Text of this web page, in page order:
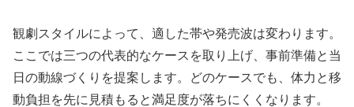
観劇スタイルによって、適した帯や発売波は変わります。
ここでは三つの代表的なケースを取り上げ、事前準備と当
日の動線づくりを提案します。どのケースでも、体力と移
動負担を先に見積もると満足度が落ちにくくなります。